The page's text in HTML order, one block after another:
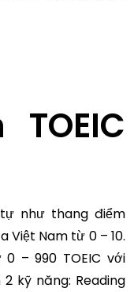
như thang điểm
Nam từ 0 – 10.
– 990 TOEIC với
kỹ năng: Reading